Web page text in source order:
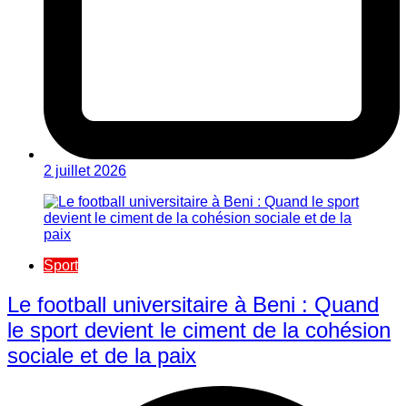
2 juillet 2026
Sport
Le football universitaire à Beni : Quand
le sport devient le ciment de la cohésion
sociale et de la paix